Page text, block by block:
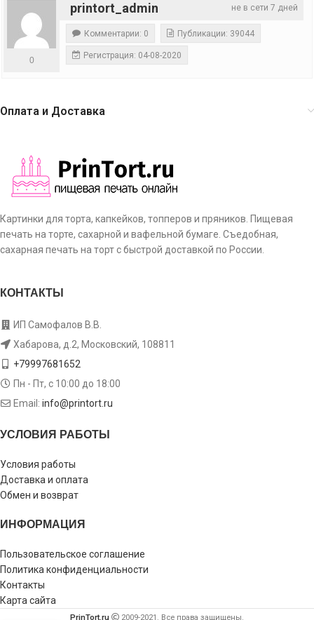
не в сети 7 дней
printort_admin
0
Комментарии: 0 Публикации: 39044
Регистрация: 04-08-2020
Оплата и Доставка
Картинки для торта, капкейков, топперов и пряников. Пищевая
печать на торте, сахарной и вафельной бумаге. Съедобная,
сахарная печать на торт с быстрой доставкой по России.
КОНТАКТЫ
ИП Самофалов В.В.
Хабарова, д.2, Московский, 108811
+79997681652
Пн - Пт, с 10:00 до 18:00
Email: info@printort.ru
УСЛОВИЯ РАБОТЫ
Условия работы
Доставка и оплата
Обмен и возврат
ИНФОРМАЦИЯ
Пользовательское соглашение
Политика конфиденциальности
Контакты
Карта сайта
PrinTort.ru 2009-2021. Все права защищены.